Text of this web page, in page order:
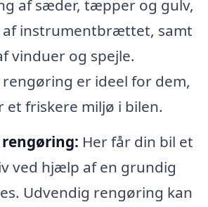
af sæder, tæpper og gulv,
instrumentbrættet, samt
vinduer og spejle.
er ideel for dem,
et friskere miljø i bilen.
Her får din bil et
ved hjælp af en grundig
Udvendig rengøring kan